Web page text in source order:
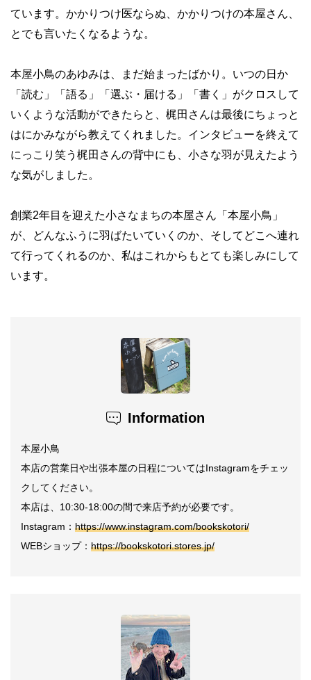
ています。かかりつけ医ならぬ、かかりつけの本屋さん、
とでも言いたくなるような。
本屋小鳥のあゆみは、まだ始まったばかり。いつの日か
「読む」「語る」「選ぶ・届ける」「書く」がクロスして
いくような活動ができたらと、梶田さんは最後にちょっと
はにかみながら教えてくれました。インタビューを終えて
にっこり笑う梶田さんの背中にも、小さな羽が見えたよう
な気がしました。
創業2年目を迎えた小さなまちの本屋さん「本屋小鳥」
が、どんなふうに羽ばたいていくのか、そしてどこへ連れ
て行ってくれるのか、私はこれからもとても楽しみにして
います。
Information
本屋小鳥
本店の営業日や出張本屋の日程についてはInstagramをチェッ
クしてください。
本店は、10:30-18:00の間で来店予約が必要です。
Instagram： https://www.instagram.com/bookskotori/
WEBショップ： https://bookskotori.stores.jp/